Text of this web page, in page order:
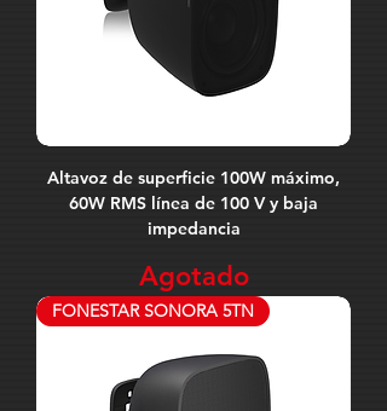
Altavoz de superficie 100W máximo,
60W RMS línea de 100 V y baja
impedancia
Agotado
FONESTAR SONORA 5TN